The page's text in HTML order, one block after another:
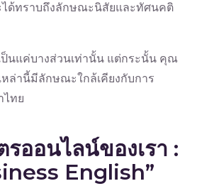
ได้ทราบถึงลักษณะนิสัยและทัศนคติ
ป็นแค่บางส่วนเท่านั้น แต่กระนั้น คุณ
หล่านี้มีลักษณะใกล้เคียงกับการ
ทย
รออนไลน์ของเรา :
English”